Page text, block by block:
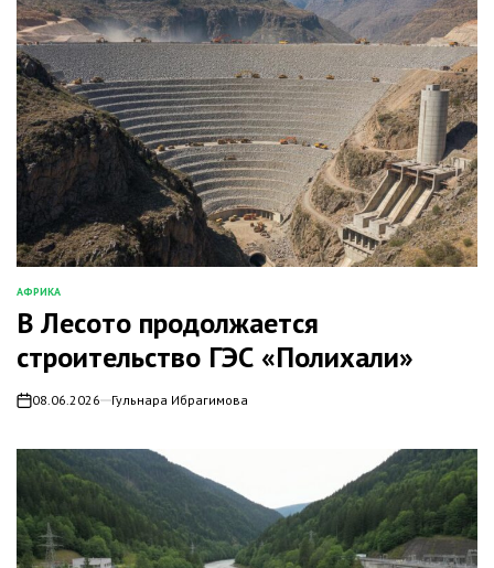
ОПУБЛИКОВАНО
В
АФРИКА
В Лесото продолжается
строительство ГЭС «Полихали»
on08.06.2026 Гульнара Ибрагимова